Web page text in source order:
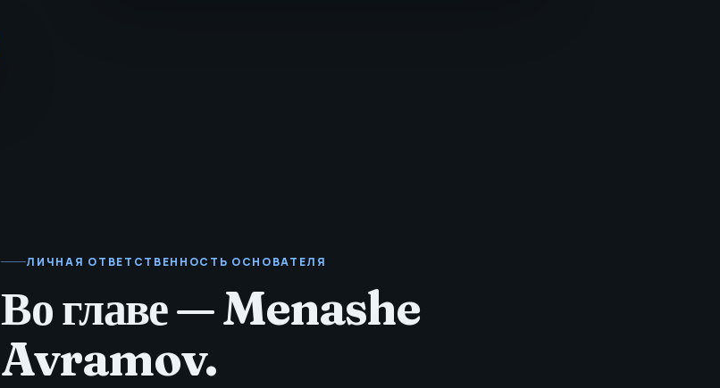
ЛИЧНАЯ ОТВЕТСТВЕННОСТЬ ОСНОВАТЕЛЯ
Во главе — Menashe
Avramov.